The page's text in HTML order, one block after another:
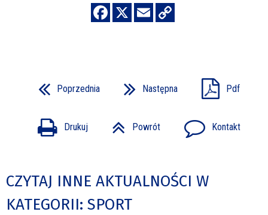
Poprzednia Następna Pdf
Drukuj Powrót Kontakt
CZYTAJ INNE AKTUALNOŚCI W
KATEGORII: SPORT